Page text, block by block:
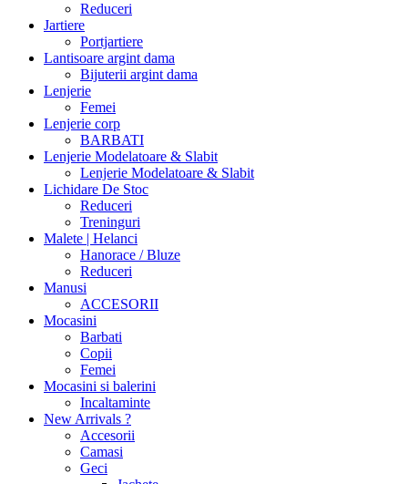
Reduceri
Jartiere
Portjartiere
Lantisoare argint dama
Bijuterii argint dama
Lenjerie
Femei
Lenjerie corp
BARBATI
Lenjerie Modelatoare & Slabit
Lenjerie Modelatoare & Slabit
Lichidare De Stoc
Reduceri
Treninguri
Malete | Helanci
Hanorace / Bluze
Reduceri
Manusi
ACCESORII
Mocasini
Barbati
Copii
Femei
Mocasini si balerini
Incaltaminte
New Arrivals ?
Accesorii
Camasi
Geci